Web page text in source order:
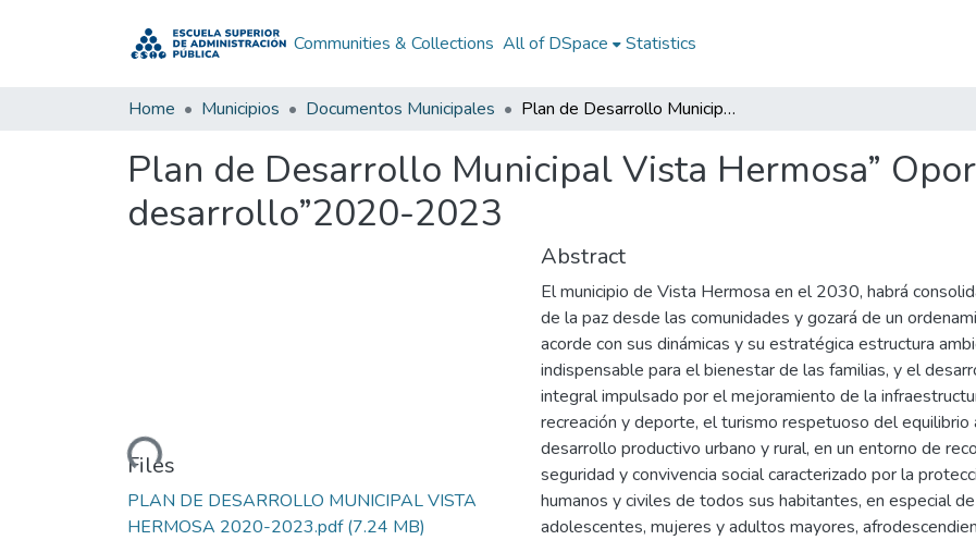
Communities & Collections All of DSpace Statistics
Home Municipios Documentos Municipales Plan de Desarrollo Municipal Vista Hermosa” Oportunidades para el desarrollo”2020-2023
Plan de Desarrollo Municipal Vista Hermosa”
desarrollo”2020-2023
Loading...
Files
PLAN DE DESARROLLO MUNICIPAL VISTA
HERMOSA 2020-2023.pdf(7.24 MB)
Abstract
El municipio de Vista Hermosa en el 2030, habrá
de la paz desde las comunidades y gozará de un
acorde con sus dinámicas y su estratégica estructura
indispensable para el bienestar de las familias, y el
integral impulsado por el mejoramiento de la
recreación y deporte, el turismo respetuoso del equilibrio
desarrollo productivo urbano y rural, en un entorno de
seguridad y convivencia social caracterizado por la
humanos y civiles de todos sus habitantes, en especial
adolescentes, mujeres y adultos mayores,